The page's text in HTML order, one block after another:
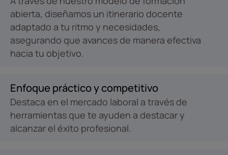
abierta, diseñamos un itinerario docente
adaptado a tu ritmo y necesidades,
asegurando que avances de manera efectiva
hacia tu objetivo.
Enfoque práctico y competitivo
Destaca en el mercado laboral a través de
herramientas que te ayuden a destacar y
alcanzar el éxito profesional.